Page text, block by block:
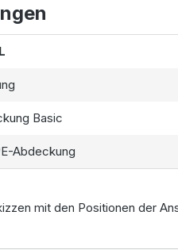
Basic
Abdeckung
mit den Positionen der